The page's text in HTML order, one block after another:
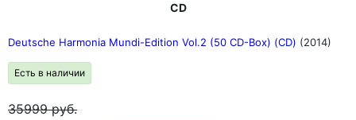
CD
Deutsche Harmonia Mundi-Edition Vol.2 (50 CD-Box) (CD) (2014)
Есть в наличии
35999руб.